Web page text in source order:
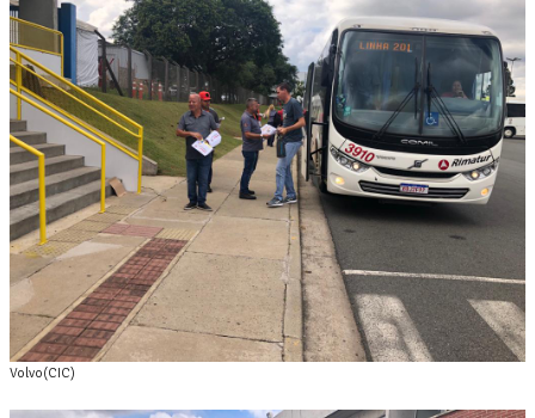
Volvo(CIC)